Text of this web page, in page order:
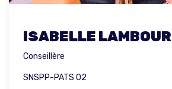
ISABELLE LAMBOUR
Conseillère
SNSPP-PATS 02